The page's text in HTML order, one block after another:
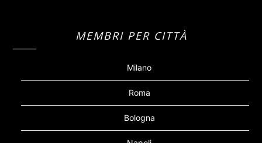
MEMBRI PER CITTÀ
Milano
Roma
Bologna